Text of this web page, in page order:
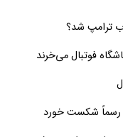
ترامپ شد؟
فوتبال می‌خرند
رسماً شکست خورد